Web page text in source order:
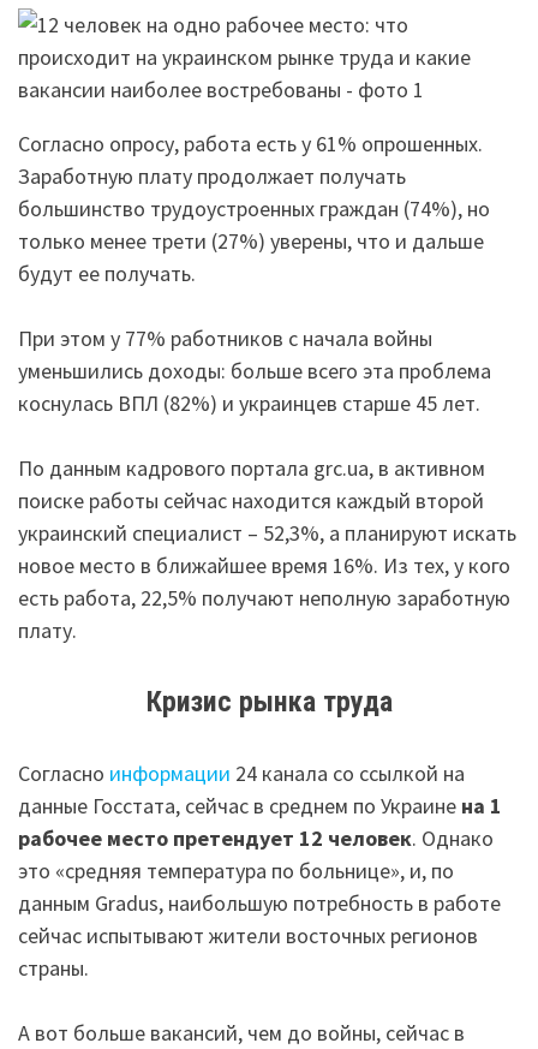
Согласно опросу, работа есть у 61% опрошенных.
Заработную плату продолжает получать
большинство трудоустроенных граждан (74%), но
только менее трети (27%) уверены, что и дальше
будут ее получать.
При этом у 77% работников с начала войны
уменьшились доходы: больше всего эта проблема
коснулась ВПЛ (82%) и украинцев старше 45 лет.
По данным кадрового портала grc.ua, в активном
поиске работы сейчас находится каждый второй
украинский специалист – 52,3%, а планируют искать
новое место в ближайшее время 16%. Из тех, у кого
есть работа, 22,5% получают неполную заработную
плату.
Кризис рынка труда
Согласно информации 24 канала со ссылкой на
данные Госстата, сейчас в среднем по Украине на 1
рабочее место претендует 12 человек. Однако
это «средняя температура по больнице», и, по
данным Gradus, наибольшую потребность в работе
сейчас испытывают жители восточных регионов
страны.
А вот больше вакансий, чем до войны, сейчас в